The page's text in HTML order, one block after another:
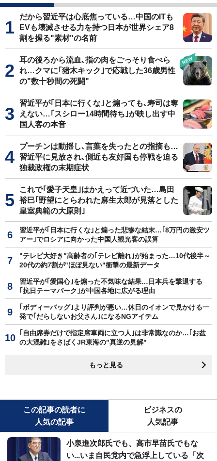
だから習近平は心底焦っている…中国のITも
EVも壊滅させる力を持つ日本が世界シェア8
割を握る"素材"の名前
耳の後ろから流血､指の肉をごっそり食べら
れ…クマに｢猪木キック｣で応戦した36歳男性
の"数十秒間の死闘"
習近平が｢日本に行くな｣と煽っても､寿司は奪
えない…｢スシロー14時間待ち｣が映し出す中
国人客の本音
プーチンは動揺し､言葉を失ったとの指摘も…
習近平に見放され､側近も友好国も停戦を迫る
独裁政権の末期症状
これで｢愛子天皇｣はかえって近づいた…島田
裕巳｢野望にとらわれた麻生太郎が見落とした
皇室典範の大原則｣
習近平が｢日本に行くな｣と煽った悲惨な結末…｢8万円の激安ツ
アー｣でロシアに向かった中国人観光客の誤算
"テレビ大好き"高齢者の｢テレビ離れ｣が始まった…10代後半～
20代の約7割が"ほぼ見ない"衝撃の最新データ
習近平が｢愛国心｣を煽った不気味な結果…日本兵を撃退する
｢抗日テーマパーク｣が中国各地に広がる理由
｢ボディーバッグ｣より評判が悪い…休日のイオンで見かける一
発で｢だらしないお父さん｣になるNGアイテム
｢自由席券だけで指定席車両に立つ人｣は非常識なのか…｢お盆
の大混雑｣をさばくJR東海の"真逆の見解"
もっと見る
この記事の読者に
人気の記事
ビジネスの
人気記事
小泉進次郎氏でも、高市早苗氏でもな
い...いま自民党内で急浮上している「次